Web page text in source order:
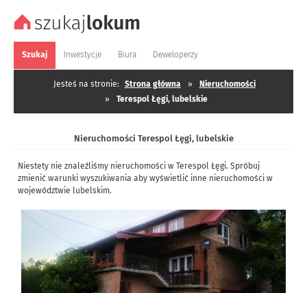
Szukaj Inwestycje Biura Deweloperzy
Jesteś na stronie: Strona główna »
Nieruchomości
»
Terespol Łęgi, lubelskie
Nieruchomości Terespol Łęgi, lubelskie
Niestety nie znaleźliśmy nieruchomości w Terespol Łęgi. Spróbuj
zmienić warunki wyszukiwania aby wyświetlić inne nieruchomości w
województwie lubelskim.